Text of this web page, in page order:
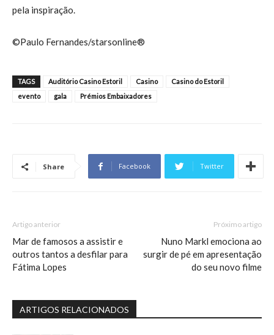
pela inspiração.
©Paulo Fernandes/starsonline®
TAGS Auditório Casino Estoril Casino
Casino do Estoril
evento
gala Prémios Embaixadores
Share Facebook Twitter
Artigo anterior
Mar de famosos a assistir e
outros tantos a desfilar para
Fátima Lopes
Próximo artigo
Nuno Markl emociona ao
surgir de pé em apresentação
do seu novo filme
ARTIGOS RELACIONADOS